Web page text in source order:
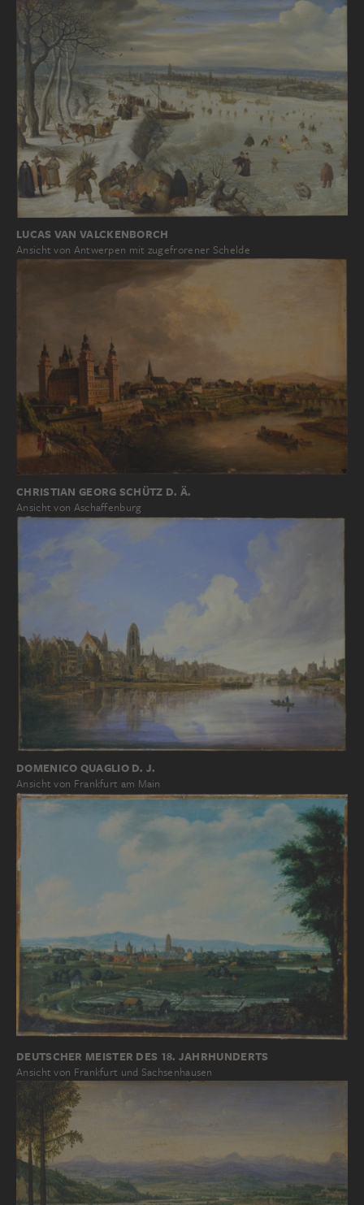
LUCAS VAN VALCKENBORCH
Ansicht von Antwerpen mit zugefrorener Schelde
CHRISTIAN GEORG SCHÜTZ D. Ä.
Ansicht von Aschaffenburg
DOMENICO QUAGLIO D. J.
Ansicht von Frankfurt am Main
DEUTSCHER MEISTER DES 18. JAHRHUNDERTS
Ansicht von Frankfurt und Sachsenhausen